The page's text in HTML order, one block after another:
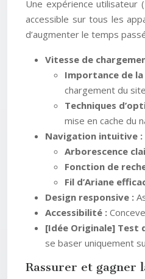
Une expérience utilisateur
accessible sur tous les
d’augmenter le temps
Vitesse de
Importance de
chargement du
Techniques
mise en cache du
Navigation intuitive :
Arborescence
Fonction de
Fil d’Ariane
Design responsive :
Accessibilité :
[Idée Originale] Test
se baser uniquement
Rassurer et gagner